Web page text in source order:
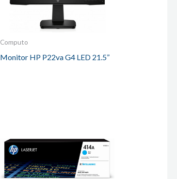
Computo
Monitor HP P22va G4 LED 21.5”